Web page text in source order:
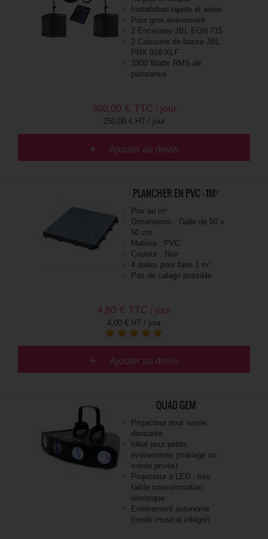
Installation rapide et aisée
Pour gros événement
2 Enceintes JBL EON 715
2 Caissons de basse JBL
PRX 918-XLF
3300 Watts RMS de
puissance
300,00 € TTC / jour
250,00 € HT / jour
Ajouter au devis
PLANCHER EN PVC - 1M²
Prix au m²
Dimensions : Dalle de 50 x
50 cm
Matière : PVC
Couleur : Noir
4 dalles pour faire 1 m²
Pas de calage possible
4,80 € TTC / jour
4,00 € HT / jour
Ajouter au devis
QUAD GEM
Projecteur pour soirée
dansante
Idéal pour petits
événements (mariage ou
soirée privée)
Projecteur à LED : très
faible consommation
électrique
Entièrement autonome
(mode musical intégré)